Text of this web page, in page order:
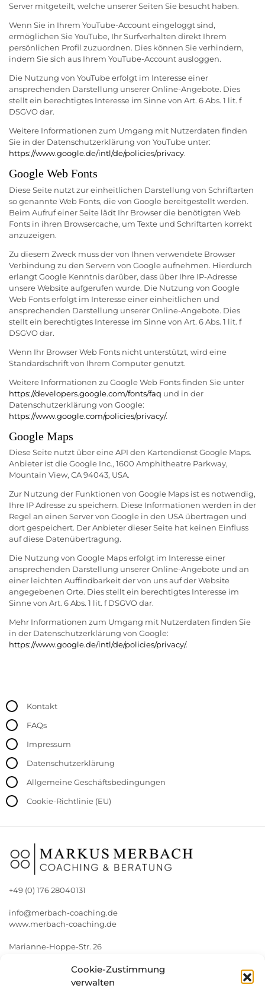
Cookie-Zustimmung
verwalten
Server mitgeteilt, welche unserer Seiten Sie besucht haben.
Wenn Sie in Ihrem YouTube-Account eingeloggt sind,
ermöglichen Sie YouTube, Ihr Surfverhalten direkt Ihrem
persönlichen Profil zuzuordnen. Dies können Sie verhindern,
indem Sie sich aus Ihrem YouTube-Account ausloggen.
Die Nutzung von YouTube erfolgt im Interesse einer
ansprechenden Darstellung unserer Online-Angebote. Dies
stellt ein berechtigtes Interesse im Sinne von Art. 6 Abs. 1 lit. f
DSGVO dar.
Weitere Informationen zum Umgang mit Nutzerdaten finden
Sie in der Datenschutzerklärung von YouTube unter:
https://www.google.de/intl/de/policies/privacy.
Google Web Fonts
Diese Seite nutzt zur einheitlichen Darstellung von Schriftarten
so genannte Web Fonts, die von Google bereitgestellt werden.
Beim Aufruf einer Seite lädt Ihr Browser die benötigten Web
Fonts in ihren Browsercache, um Texte und Schriftarten korrekt
anzuzeigen.
Zu diesem Zweck muss der von Ihnen verwendete Browser
Verbindung zu den Servern von Google aufnehmen. Hierdurch
erlangt Google Kenntnis darüber, dass über Ihre IP-Adresse
unsere Website aufgerufen wurde. Die Nutzung von Google
Web Fonts erfolgt im Interesse einer einheitlichen und
ansprechenden Darstellung unserer Online-Angebote. Dies
stellt ein berechtigtes Interesse im Sinne von Art. 6 Abs. 1 lit. f
DSGVO dar.
Wenn Ihr Browser Web Fonts nicht unterstützt, wird eine
Standardschrift von Ihrem Computer genutzt.
Weitere Informationen zu Google Web Fonts finden Sie unter
https://developers.google.com/fonts/faq und in der
Datenschutzerklärung von Google:
https://www.google.com/policies/privacy/.
Google Maps
Diese Seite nutzt über eine API den Kartendienst Google Maps.
Anbieter ist die Google Inc., 1600 Amphitheatre Parkway,
Mountain View, CA 94043, USA.
Zur Nutzung der Funktionen von Google Maps ist es notwendig,
Ihre IP Adresse zu speichern. Diese Informationen werden in der
Regel an einen Server von Google in den USA übertragen und
dort gespeichert. Der Anbieter dieser Seite hat keinen Einfluss
auf diese Datenübertragung.
Die Nutzung von Google Maps erfolgt im Interesse einer
ansprechenden Darstellung unserer Online-Angebote und an
einer leichten Auffindbarkeit der von uns auf der Website
angegebenen Orte. Dies stellt ein berechtigtes Interesse im
Sinne von Art. 6 Abs. 1 lit. f DSGVO dar.
Mehr Informationen zum Umgang mit Nutzerdaten finden Sie
in der Datenschutzerklärung von Google:
https://www.google.de/intl/de/policies/privacy/.
Kontakt
FAQs
Impressum
Datenschutzerklärung
Allgemeine Geschäftsbedingungen
Cookie-Richtlinie (EU)
+49 (0) 176 28040131
www.merbach-coaching.de
Marianne-Hoppe-Str. 26